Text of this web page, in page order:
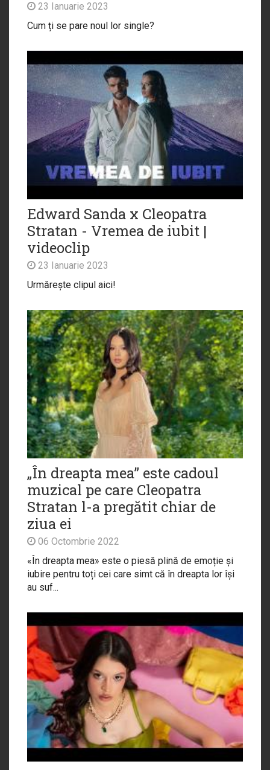
23 Ianuarie 2023
Cum ți se pare noul lor single?
Edward Sanda x Cleopatra
Stratan - Vremea de iubit |
videoclip
23 Ianuarie 2023
Urmărește clipul aici!
„În dreapta mea” este cadoul
muzical pe care Cleopatra
Stratan l-a pregătit chiar de
ziua ei
06 Octombrie 2022
«În dreapta mea» este o piesă plină de emoție și
iubire pentru toți cei care simt că în dreapta lor își
au suf...